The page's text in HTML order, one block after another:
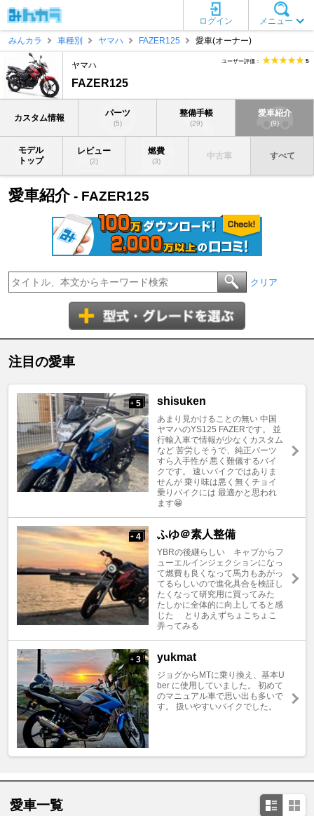
メニュー
ログイン
みんカラ
車種別 ヤマハ FAZER125 愛車(オーナー)
ヤマハ
FAZER125
ユーザー評価： 5
カスタム情報 パーツ
(5)
整備手帳
(29)
愛車紹介
(9)
モデル
トップ
レビュー
(2)
燃費
(3)
中古車 すべて
愛車紹介- FAZER125
クリア
注目の愛車
+ 5 shisuken
あまり見かけることの無い 中国
ヤマハのYS125 FAZERです。 並
行輸入車で情報が少なくカスタム
など 苦労しそうで、純正パーツ
すら入手性が 悪く難儀するバイ
クです。 速いバイクではありま
せんが 乗り味は悪く無くチョイ
乗りバイクには 最適かと思われ
ます😁
+ 4 ふゆ＠素人整備
YBRの後継らしい キャブからフ
ューエルインジェクションになっ
て燃費も良くなって馬力もあがっ
てるらしいので進化具合を検証し
たくなって研究用に買ってみた
たしかに全体的に向上してると感
じた とりあえずちょこちょこ
弄ってみる
+ 3 yukmat
ジョグからMTに乗り換え、基本U
ber に使用していました。 初めて
のマニュアル車で思い出も多いで
す。 扱いやすいバイクでした。
愛車一覧